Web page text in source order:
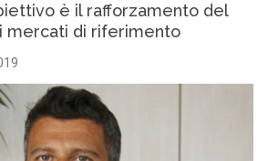
è il rafforzamento del
mercati di riferimento